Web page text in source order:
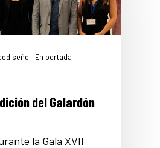
En portada
del Galardón
la Gala XVII